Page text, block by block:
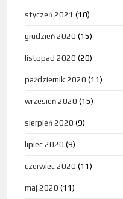
styczeń 2021 (10)
grudzień 2020 (15)
listopad 2020 (20)
październik 2020 (11)
wrzesień 2020 (15)
sierpień 2020 (9)
lipiec 2020 (9)
czerwiec 2020 (11)
maj 2020 (11)